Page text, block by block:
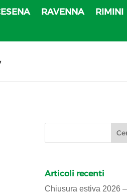
RAVENNA RIMINI
Articoli recenti
Chiusura estiva 2026 –